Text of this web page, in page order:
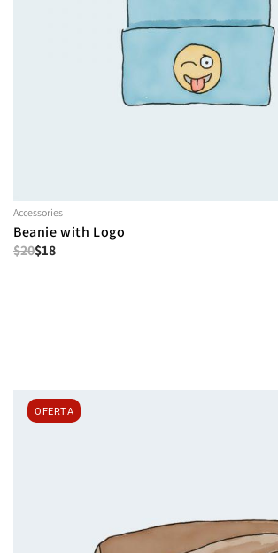
Accessories
Beanie with Logo
$20$18
OFERTA